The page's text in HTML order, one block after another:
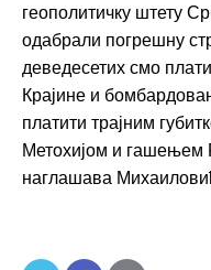
геополитичку штету
одабрали погрешну
деведесетих смо
Крајине и
платити трајним
Метохијом и гашењем
наглашава